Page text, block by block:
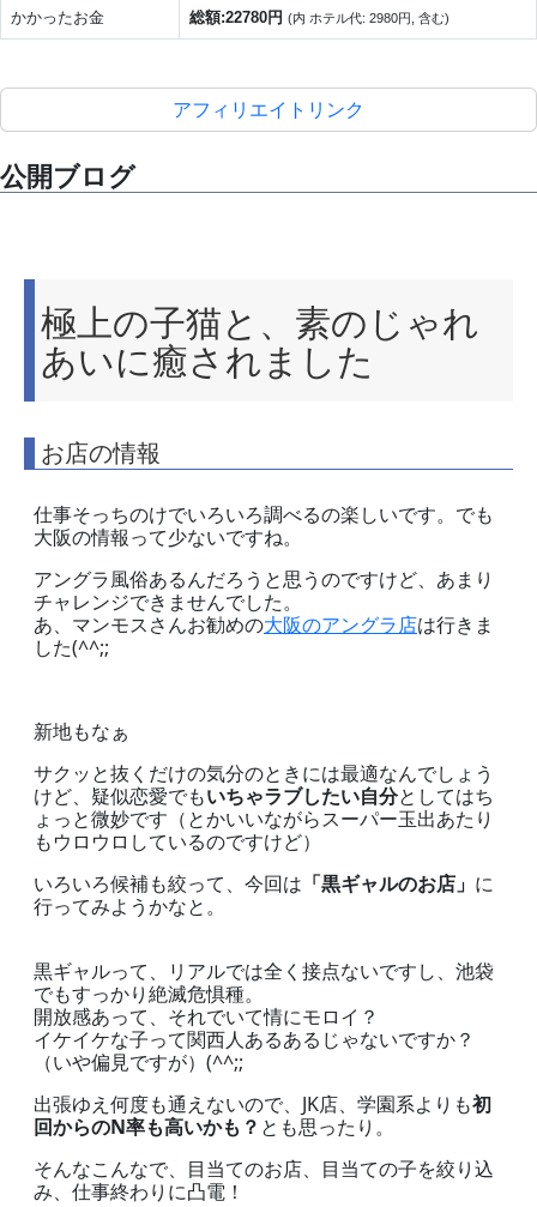
かかったお金 総額:22780円 (内 ホテル代: 2980円, 含む)
アフィリエイトリンク
公開ブログ
極上の子猫と、素のじゃれ
あいに癒されました
お店の情報
仕事そっちのけでいろいろ調べるの楽しいです。でも
大阪の情報って少ないですね。
アングラ風俗あるんだろうと思うのですけど、あまり
チャレンジできませんでした。
あ、マンモスさんお勧めの大阪のアングラ店は行きま
した(^^;;
新地もなぁ
サクッと抜くだけの気分のときには最適なんでしょう
けど、疑似恋愛でもいちゃラブしたい自分としてはち
ょっと微妙です（とかいいながらスーパー玉出あたり
もウロウロしているのですけど）
いろいろ候補も絞って、今回は 「黒ギャルのお店」 に
行ってみようかなと。
黒ギャルって、リアルでは全く接点ないですし、池袋
でもすっかり絶滅危惧種。
開放感あって、それでいて情にモロイ？
イケイケな子って関西人あるあるじゃないですか？
（いや偏見ですが）(^^;;
出張ゆえ何度も通えないので、JK店、学園系よりも初
回からのN率も高いかも？ とも思ったり。
そんなこんなで、目当てのお店、目当ての子を絞り込
み、仕事終わりに凸電！